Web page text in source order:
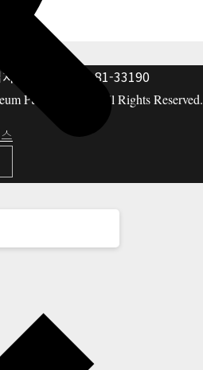
등록번호: 117-81-33190
Publishing co. All Rights Reserved.